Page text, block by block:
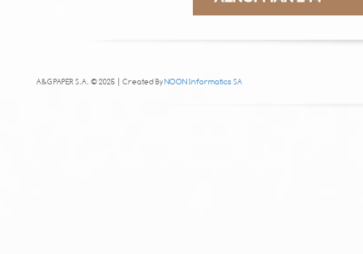
A&G PAPER S.A. © 2025 | Created ByNOON Informatics SA